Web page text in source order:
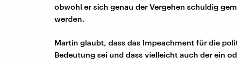
obwohl er sich genau der Vergehen schuldig
werden.
Martin glaubt, dass das Impeachment für die
Bedeutung sei und dass vielleicht auch der ein